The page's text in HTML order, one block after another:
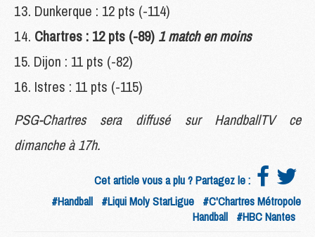
Dunkerque : 12 pts (-114)
Chartres : 12 pts (-89) 1 match en moins
Dijon : 11 pts (-82)
Istres : 11 pts (-115)
PSG-Chartres sera diffusé sur HandballTV ce
dimanche à 17h.
Cet article vous a plu ? Partagez le :
#Handball #Liqui Moly StarLigue #C'Chartres Métropole
Handball #HBC Nantes